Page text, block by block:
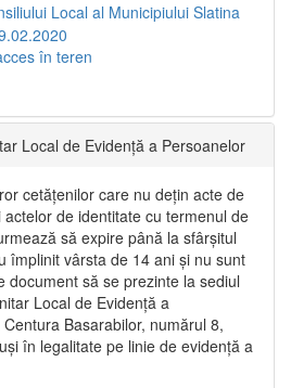
Local al Municipiului Slatina
în teren
Local de Evidență a Persoanelor
cetățenilor care nu dețin acte de
de identitate cu termenul de
să expire până la sfârșitul
împlinit vârsta de 14 ani și nu sunt
document să se prezinte la sediul
Local de Evidență a
Basarabilor, numărul 8,
în legalitate pe linie de evidență a